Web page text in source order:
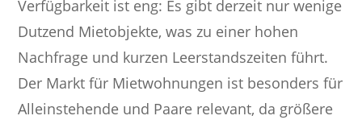
Verfügbarkeit ist eng: Es gibt derzeit nur wenige
Dutzend Mietobjekte, was zu einer hohen
Nachfrage und kurzen Leerstandszeiten führt.
Der Markt für Mietwohnungen ist besonders für
Alleinstehende und Paare relevant, da größere